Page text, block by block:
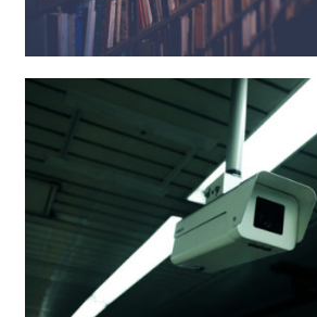
Avisos Legales, Política de
Cookies